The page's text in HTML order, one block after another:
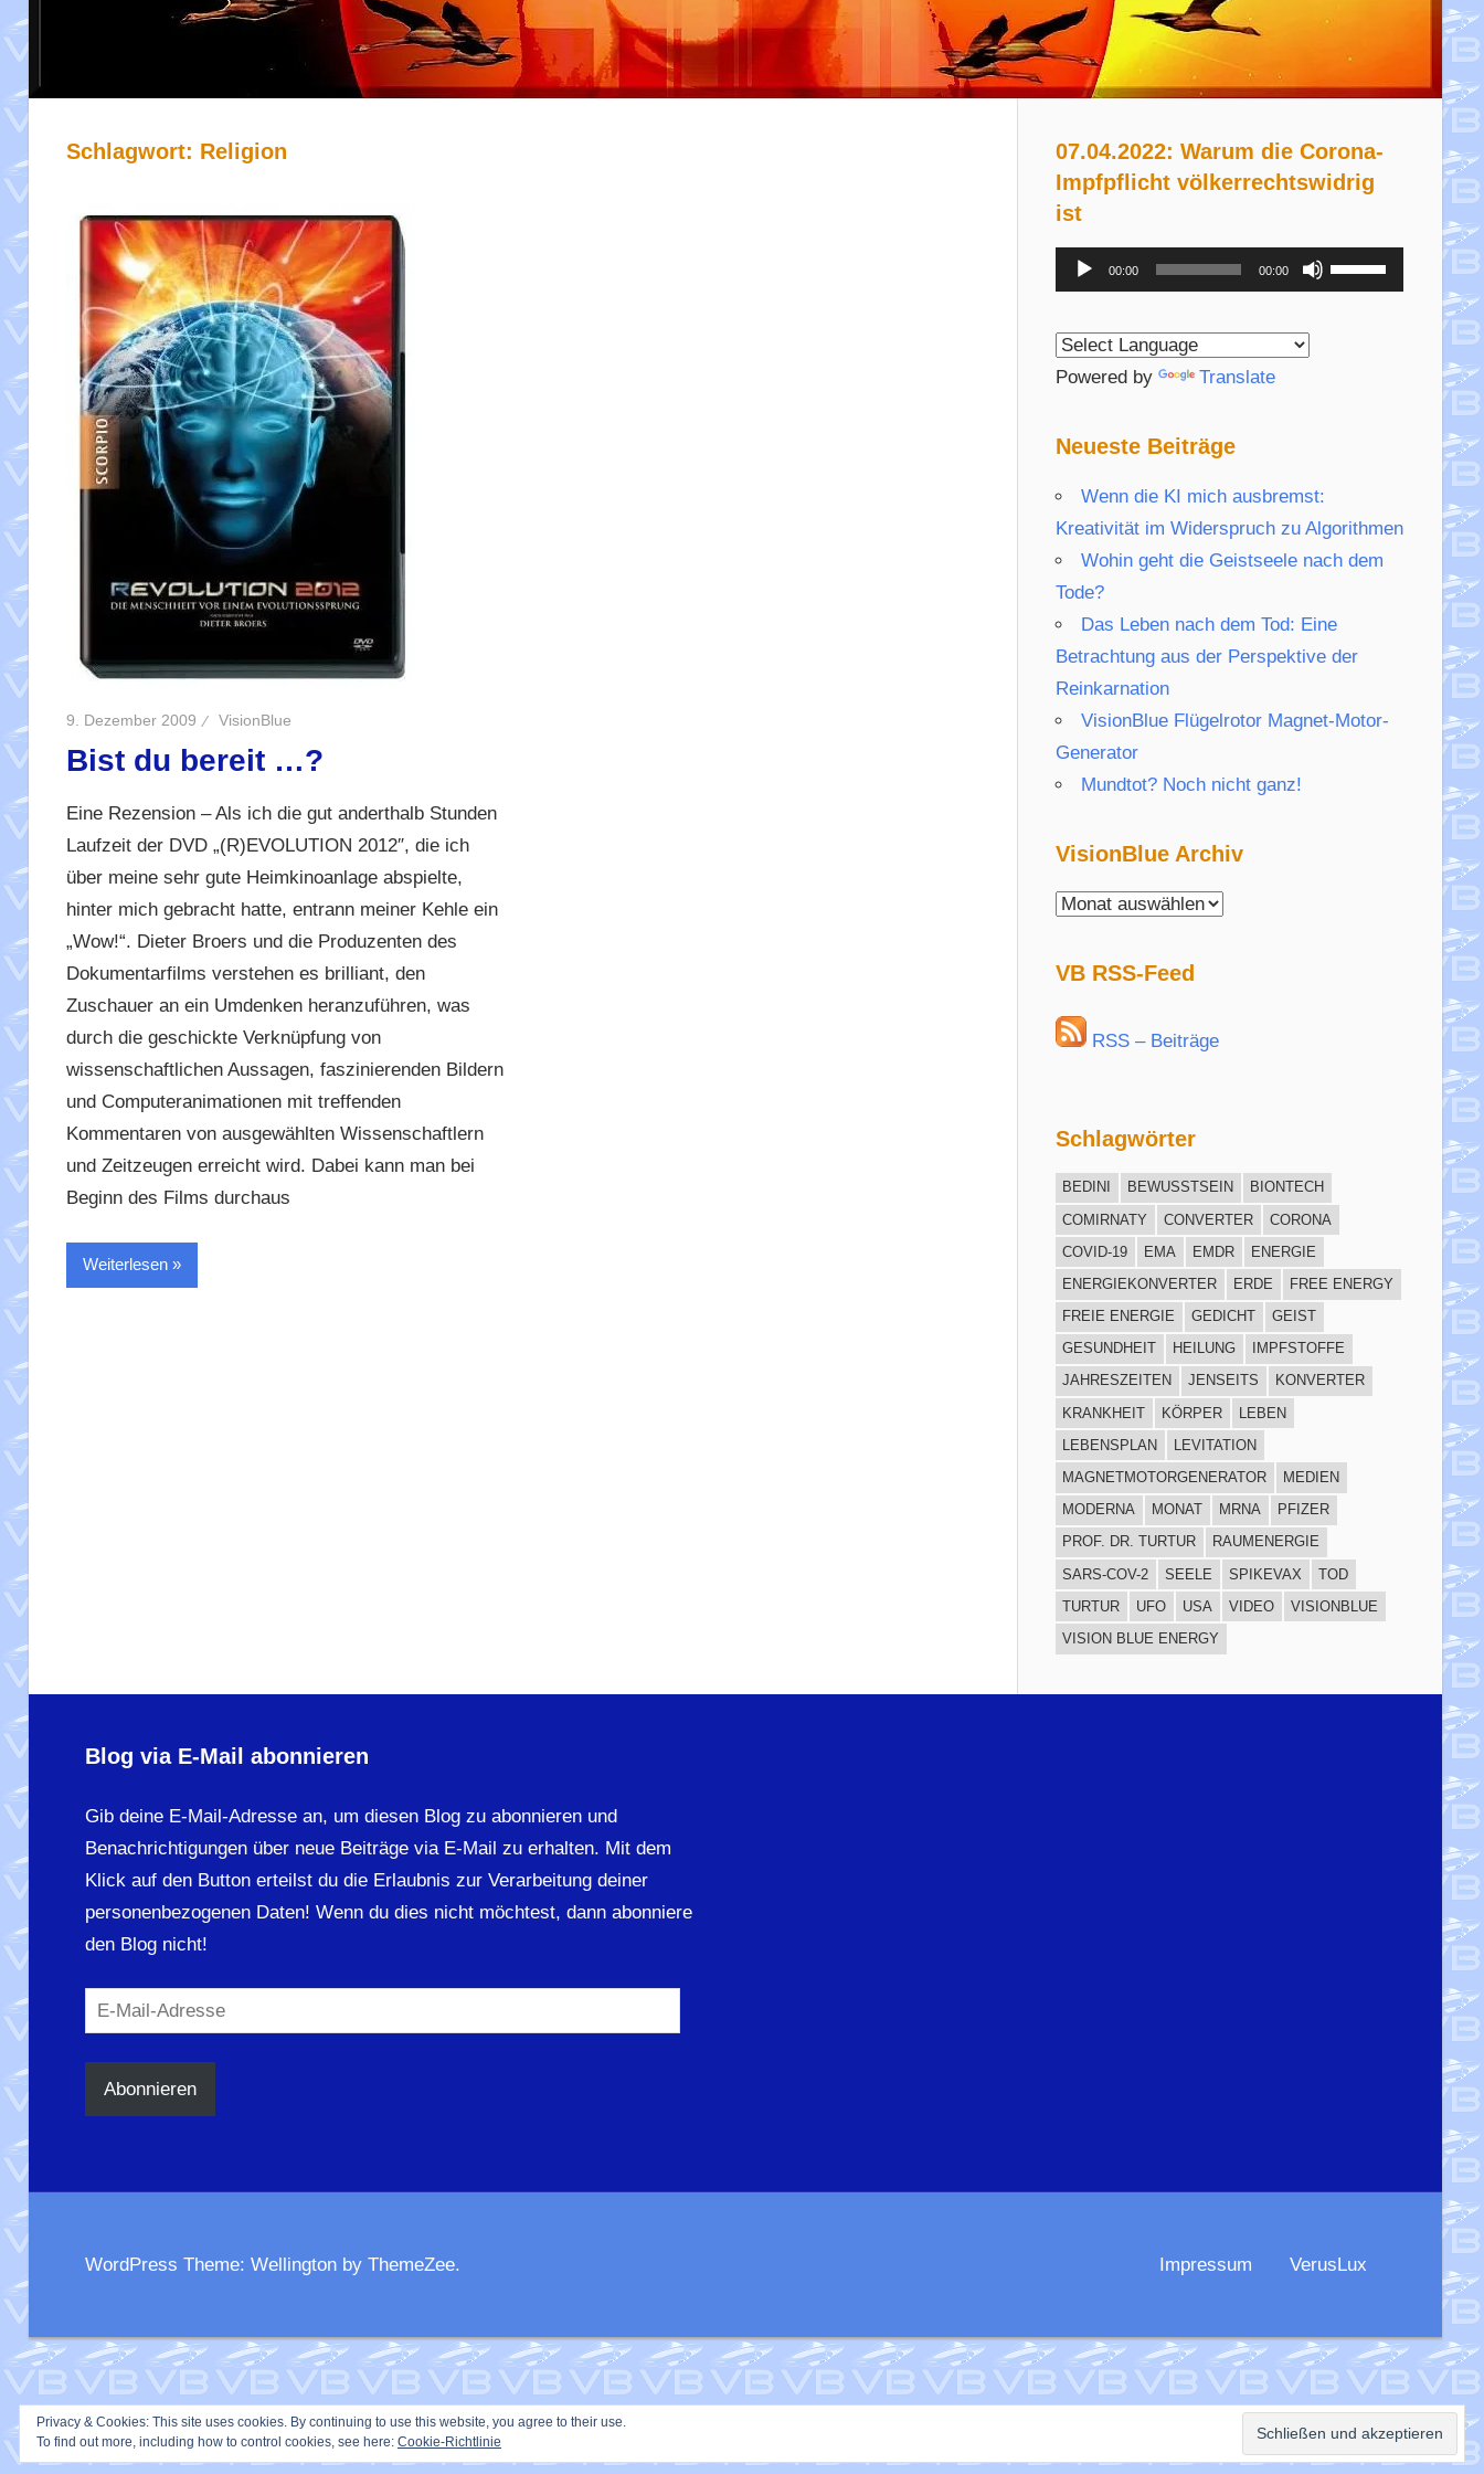
Schlagwort: Religion
9. Dezember 2009 VisionBlue
Bist du bereit …?
Eine Rezension – Als ich die gut anderthalb Stunden
Laufzeit der DVD „(R)EVOLUTION 2012″, die ich
über meine sehr gute Heimkinoanlage abspielte,
hinter mich gebracht hatte, entrann meiner Kehle ein
„Wow!“. Dieter Broers und die Produzenten des
Dokumentarfilms verstehen es brilliant, den
Zuschauer an ein Umdenken heranzuführen, was
durch die geschickte Verknüpfung von
wissenschaftlichen Aussagen, faszinierenden Bildern
und Computeranimationen mit treffenden
Kommentaren von ausgewählten Wissenschaftlern
und Zeitzeugen erreicht wird. Dabei kann man bei
Beginn des Films durchaus
Weiterlesen
07.04.2022: Warum die Corona-
Impfpflicht völkerrechtswidrig
ist
Audio-
Player
00:00 00:00
Pfeiltasten
Hoch/Runter
Powered by Translate
Neueste Beiträge
Wenn die KI mich ausbremst:
Kreativität im Widerspruch zu Algorithmen
Wohin geht die Geistseele nach dem
Tode?
Das Leben nach dem Tod: Eine
Betrachtung aus der Perspektive der
Reinkarnation
VisionBlue Flügelrotor Magnet-Motor-
Generator
Mundtot? Noch nicht ganz!
VisionBlue Archiv
VisionBlue
VB RSS-Feed
RSS – Beiträge
Schlagwörter
BEDINI BEWUSSTSEIN
BIONTECH
COMIRNATY
CONVERTER
CORONA
COVID-19
EMA EMDR
ENERGIE
ENERGIEKONVERTER
ERDE
FREE ENERGY
FREIE ENERGIE
GEDICHT
GEIST
GESUNDHEIT
HEILUNG
IMPFSTOFFE
JAHRESZEITEN
JENSEITS
KONVERTER
KRANKHEIT
KÖRPER
LEBEN
LEBENSPLAN
LEVITATION
MAGNETMOTORGENERATOR
MEDIEN
MODERNA
MONAT MRNA
PFIZER
PROF. DR. TURTUR
RAUMENERGIE
SARS-COV-2
SEELE SPIKEVAX
TOD
TURTUR
UFO USA VIDEO
VISIONBLUE
VISION BLUE ENERGY
Blog via E-Mail abonnieren
Gib deine E-Mail-Adresse an, um diesen Blog zu abonnieren und
Benachrichtigungen über neue Beiträge via E-Mail zu erhalten. Mit dem
Klick auf den Button erteilst du die Erlaubnis zur Verarbeitung deiner
personenbezogenen Daten! Wenn du dies nicht möchtest, dann abonniere
den Blog nicht!
E-
Mail-
Adresse
Abonnieren
Impressum VerusLux
WordPress Theme: Wellington by ThemeZee.
Privacy & Cookies: This site uses cookies. By continuing to use this website, you agree to their use.
To find out more, including how to control cookies, see here: Cookie-Richtlinie